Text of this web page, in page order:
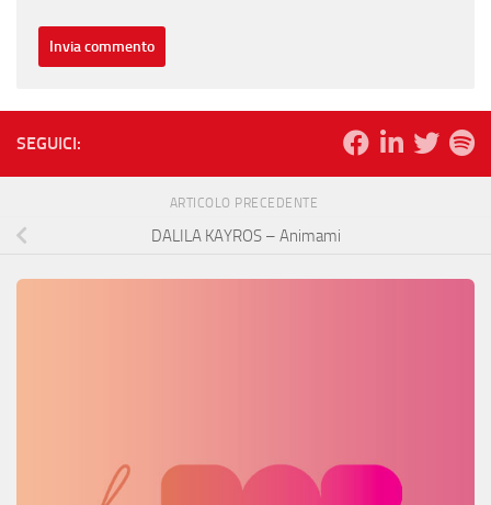
SEGUICI:
ARTICOLO PRECEDENTE
DALILA KAYROS – Animami